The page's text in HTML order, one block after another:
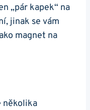
„pár kapek“ na
jinak se vám
magnet na
několika